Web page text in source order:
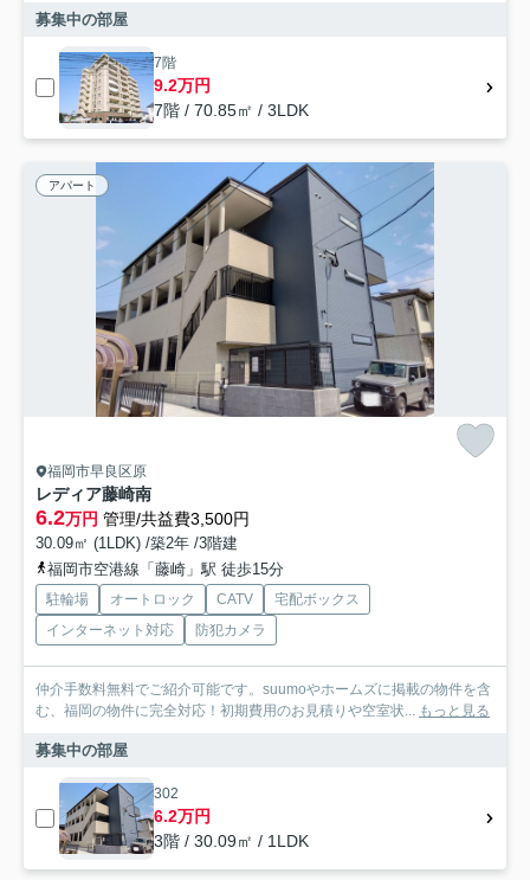
募集中の部屋
7階
9.2万円
7階 / 70.85㎡ / 3LDK
アパート
福岡市早良区原
レディア藤崎南
6.2万円 管理/共益費3,500円
30.09㎡ (1LDK) /築2年 /3階建
福岡市空港線「藤崎」駅 徒歩15分
駐輪場 オートロック CATV
宅配ボックス
インターネット対応
防犯カメラ
仲介手数料無料でご紹介可能です。suumoやホームズに掲載の物件を含
む、福岡の物件に完全対応！初期費用のお見積りや空室状... もっと見る
募集中の部屋
302
6.2万円
3階 / 30.09㎡ / 1LDK